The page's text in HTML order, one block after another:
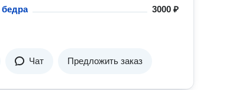
3000 ₽
Чат Предложить заказ